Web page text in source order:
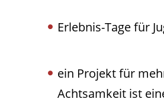
Erlebnis-Tage für
ein Projekt für
Achtsamkeit ist